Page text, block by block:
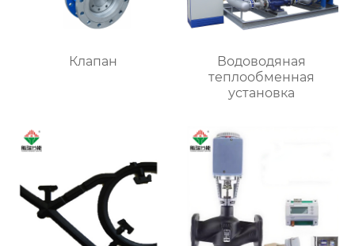
Клапан
Водоводяная
теплообменная
установка